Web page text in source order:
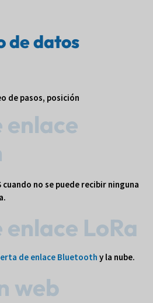
de datos
de pasos, posición
enlace
no se puede recibir ninguna
LoRa
de enlace Bluetooth y la nube.
web